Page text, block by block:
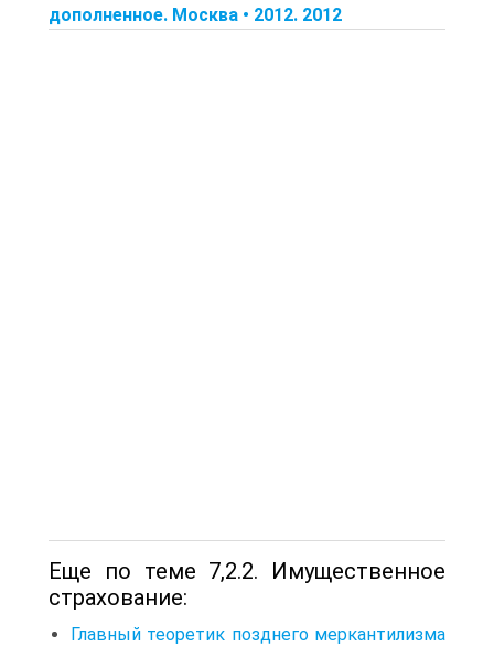
дополненное. Москва • 2012. 2012
Еще по теме 7,2.2. Имущественное
страхование:
Главный теоретик позднего меркантилизма